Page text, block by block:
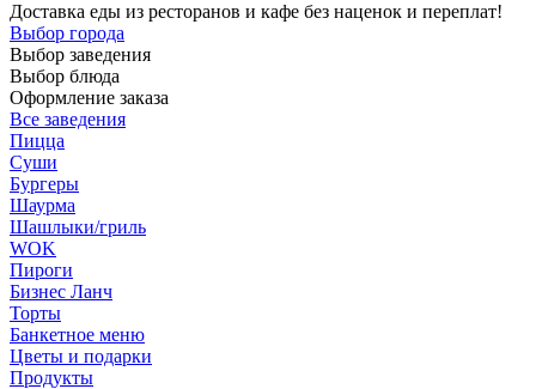
Доставка еды из ресторанов и кафе без наценок и переплат!
Выбор города
Выбор заведения
Выбор блюда
Оформление заказа
Все заведения
Пицца
Суши
Бургеры
Шаурма
Шашлыки/гриль
WOK
Пироги
Бизнес Ланч
Торты
Банкетное меню
Цветы и подарки
Продукты